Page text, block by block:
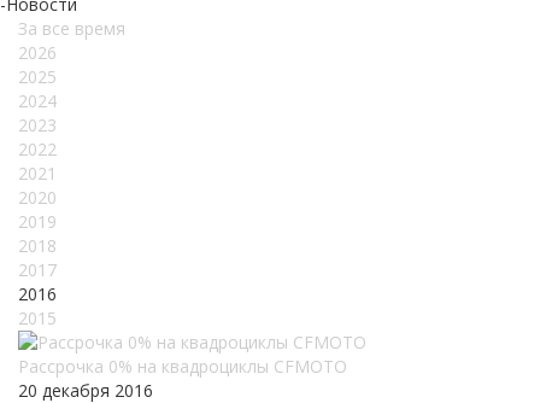
За все время
2026
2025
2024
2023
2022
2021
2020
2019
2018
2017
2016
2015
Рассрочка 0% на квадроциклы CFMOTO
20 декабря 2016